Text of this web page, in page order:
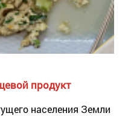
продукт
населения Земли